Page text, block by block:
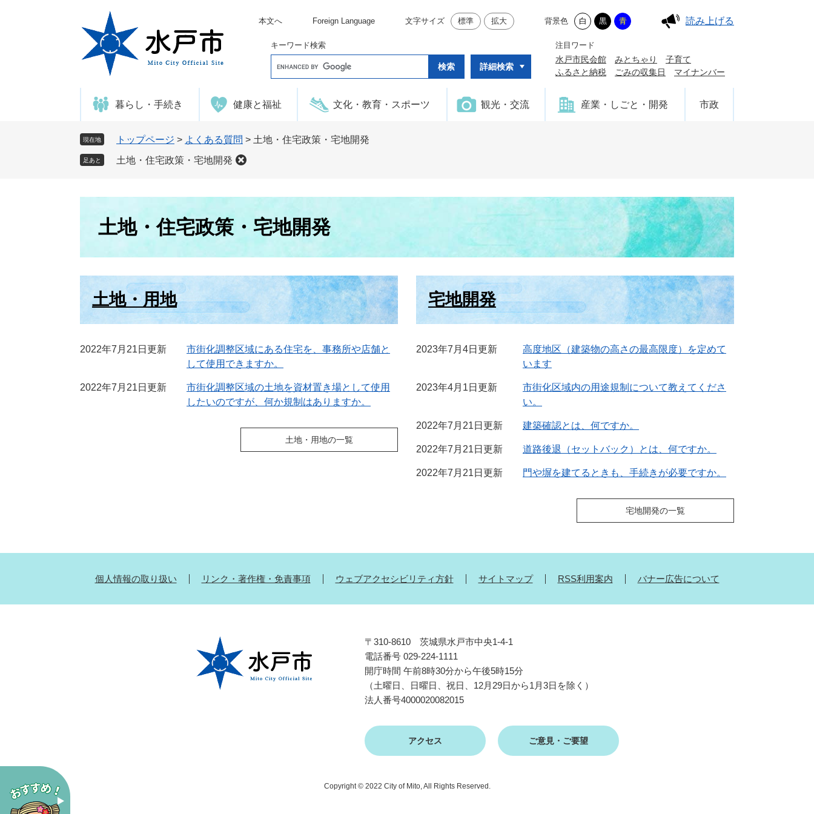
本文へ Foreign Language 文字サイズ 標準 拡大 背景色 白 黒 青 読み上げる
キーワード検索
o
e
タ
ム
詳細検索
注目ワード
水戸市民会館 みとちゃり
子育て
ふるさと納税
ごみの収集日 マイナンバー
暮らし・手続き 健康と福祉 文化・教育・スポーツ 観光・交流 産業・しごと・開発 市政
現在地 トップページ > よくある質問 > 土地・住宅政策・宅地開発
足あと 土地・住宅政策・宅地開発
土地・住宅政策・宅地開発
土地・用地
2022年7月21日更新
市街化調整区域にある住宅を、事務所や店舗と
して使用できますか。
2022年7月21日更新
市街化調整区域の土地を資材置き場として使用
したいのですが、何か規制はありますか。
土地・用地の一覧
宅地開発
2023年7月4日更新
高度地区（建築物の高さの最高限度）を定めて
います
2023年4月1日更新
市街化区域内の用途規制について教えてくださ
い。
2022年7月21日更新 建築確認とは、何ですか。
2022年7月21日更新 道路後退（セットバック）とは、何ですか。
2022年7月21日更新 門や塀を建てるときも、手続きが必要ですか。
宅地開発の一覧
個人情報の取り扱い リンク・著作権・免責事項 ウェブアクセシビリティ方針 サイトマップ RSS利用案内 バナー広告について
〒310-8610 茨城県水戸市中央1-4-1
電話番号 029-224-1111
開庁時間 午前8時30分から午後5時15分
（土曜日、日曜日、祝日、12月29日から1月3日を除く）
法人番号4000020082015
アクセス ご意見・ご要望
Copyright © 2022 City of Mito, All Rights Reserved.